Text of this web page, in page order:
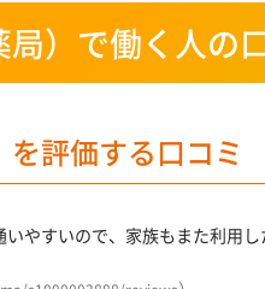
）で働く人の
評価する口コミ
やすいので、家族もまた利用し